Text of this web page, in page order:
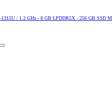
/ 1.2 GHz - 8 GB LPDDR5X - 256 GB